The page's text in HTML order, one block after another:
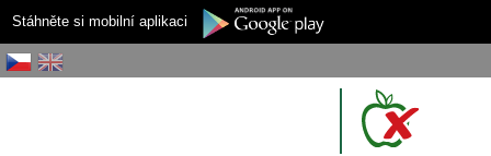
Stáhněte si mobilní aplikaci